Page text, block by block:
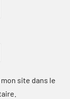
site dans le